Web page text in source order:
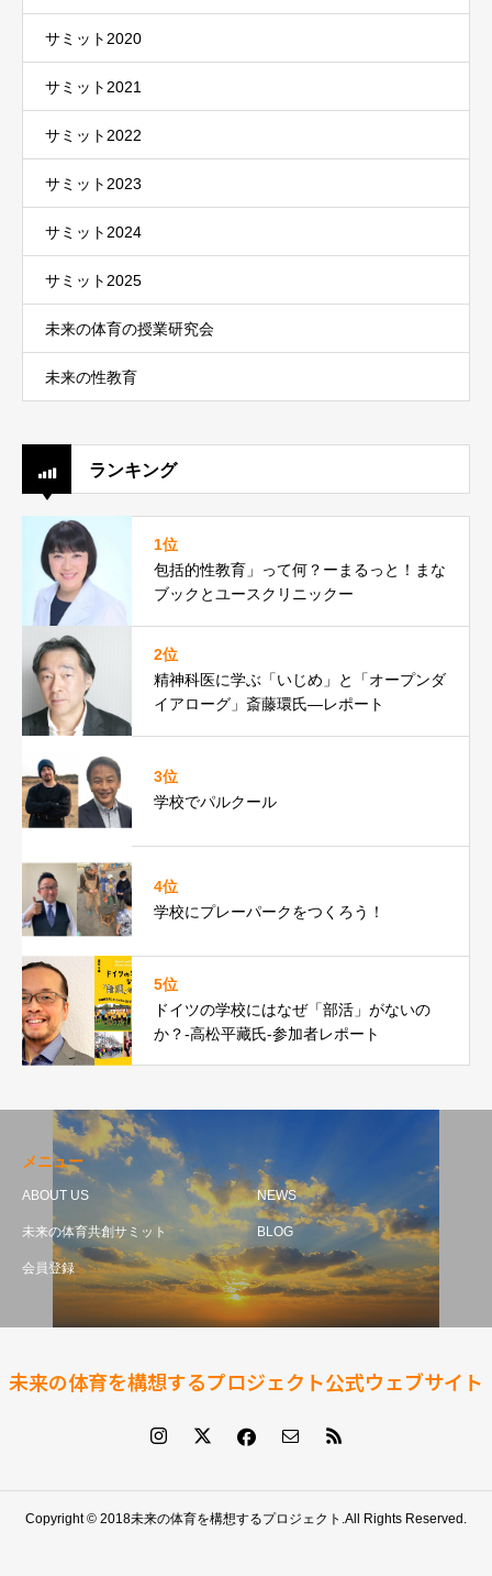
サミット2020
サミット2021
サミット2022
サミット2023
サミット2024
サミット2025
未来の体育の授業研究会
未来の性教育
ランキング
1位
包括的性教育」って何？ーまるっと！まな
ブックとユースクリニックー
2位
精神科医に学ぶ「いじめ」と「オープンダ
イアローグ」斎藤環氏―レポート
3位
学校でパルクール
4位
学校にプレーパークをつくろう！
5位
ドイツの学校にはなぜ「部活」がないの
か？-高松平藏氏-参加者レポート
メニュー
ABOUT US NEWS
未来の体育共創サミット BLOG
会員登録
未来の体育を構想するプロジェクト公式ウェブサイト
Copyright © 2018未来の体育を構想するプロジェクト.All Rights Reserved.